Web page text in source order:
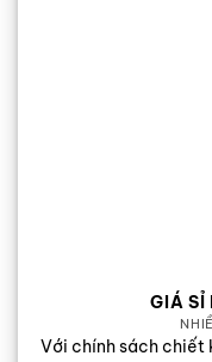
GIÁ SỈ
Với chính sách chiết